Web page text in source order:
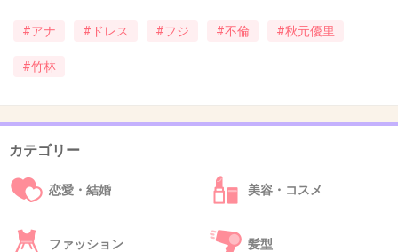
40. 匿名2019/11/06(水) 17:46:50
>>15
そんなに派手なドレスか？
カンヌだから、もっとちゃんとしたカクテルド
#アナ #ドレス #フジ #不倫 #秋元優里
#竹林
カテゴリー
恋愛・結婚 美容・コスメ
ファッション 髪型